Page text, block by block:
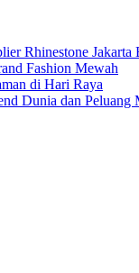
Rhinestone Jakarta
Fashion Mewah
di Hari Raya
Dunia dan Peluang